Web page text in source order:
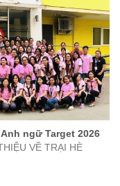
ngữ Target 2026
VỀ TRẠI HÈ